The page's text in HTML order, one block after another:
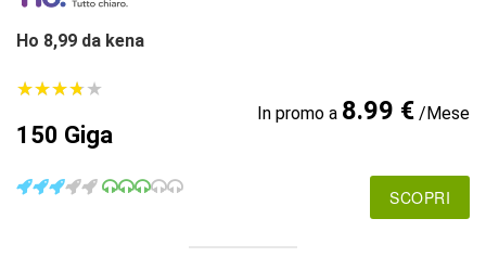
Ho 8,99 da kena
★★★★★
★★★★★
150 Giga
In promo a 8.99 €/Mese
SCOPRI